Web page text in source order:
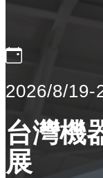
2026/8/19-
台灣機
展